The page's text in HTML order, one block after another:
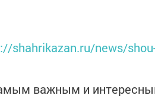
shahrikazan.ru/news/
важным и